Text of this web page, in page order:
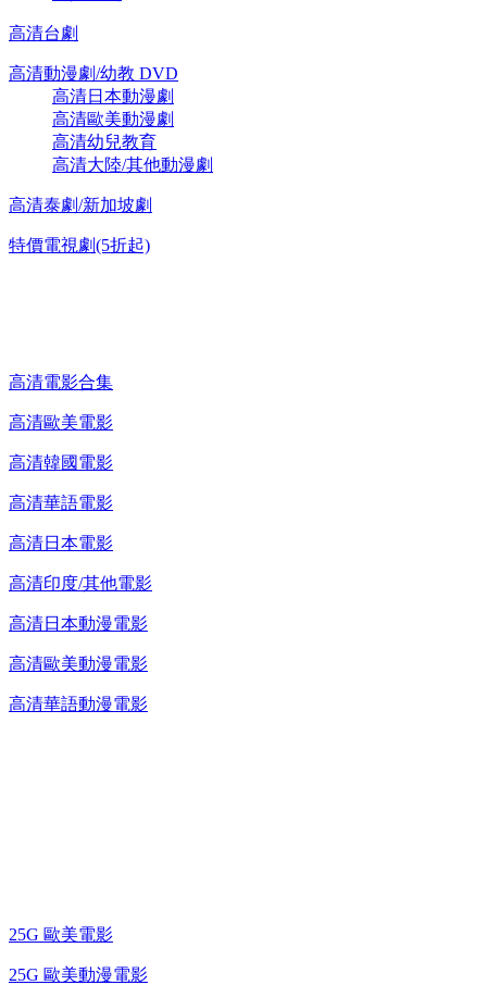
高清台劇
高清動漫劇/幼教 DVD
高清日本動漫劇
高清歐美動漫劇
高清幼兒教育
高清大陸/其他動漫劇
高清泰劇/新加坡劇
特價電視劇(5折起)
高清電影合集
高清歐美電影
高清韓國電影
高清華語電影
高清日本電影
高清印度/其他電影
高清日本動漫電影
高清歐美動漫電影
高清華語動漫電影
25G 歐美電影
25G 歐美動漫電影